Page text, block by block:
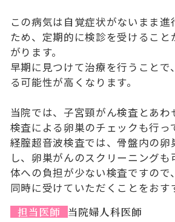
この病気は自覚症状がないまま進
ため、定期的に検診を受けること
がります。
早期に見つけて治療を行うことで
る可能性が高くなります。
当院では、子宮頸がん検査とあわ
検査による卵巣のチェックも行っ
経腟超音波検査では、骨盤内の卵
し、卵巣がんのスクリーニングも
体への負担が少ない検査ですので
同時に受けていただくことをおす
担当医師
当院婦人科医師